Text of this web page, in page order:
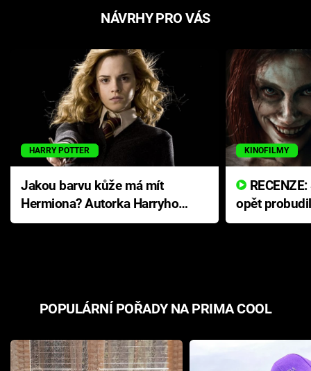
NÁVRHY PRO VÁS
HARRY POTTER
Jakou barvu kůže má mít
Hermiona? Autorka Harryho
Pottera přišla s ráznou
KINOFILMY
opět
přichází s
POPULÁRNÍ POŘADY NA PRIMA COOL